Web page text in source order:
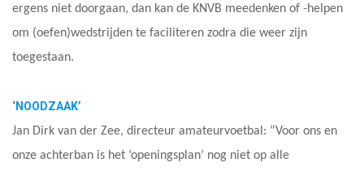
ergens niet doorgaan, dan kan de KNVB meedenken of -helpen
om (oefen)wedstrijden te faciliteren zodra die weer zijn
toegestaan.
‘NOODZAAK’
Jan Dirk van der Zee, directeur amateurvoetbal: “Voor ons en
onze achterban is het ‘openingsplan’ nog niet op alle